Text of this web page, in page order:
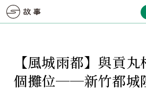
【風城雨都】與貢
個攤位──新竹都城